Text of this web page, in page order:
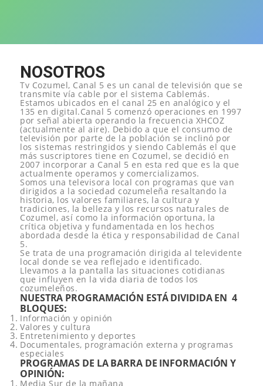
NOSOTROS
Tv Cozumel, Canal 5 es un canal de televisión que se
transmite vía cable por el sistema Cablemás.
Estamos ubicados en el canal 25 en analógico y el
135 en digital.Canal 5 comenzó operaciones en 1997
por señal abierta operando la frecuencia XHCOZ
(actualmente al aire). Debido a que el consumo de
televisión por parte de la población se inclinó por
los sistemas restringidos y siendo Cablemás el que
más suscriptores tiene en Cozumel, se decidió en
2007 incorporar a Canal 5 en esta red que es la que
actualmente operamos y comercializamos.
Somos una televisora local con programas que van
dirigidos a la sociedad cozumeleña resaltando la
historia, los valores familiares, la cultura y
tradiciones, la belleza y los recursos naturales de
Cozumel, así como la información oportuna, la
crítica objetiva y fundamentada en los hechos
abordada desde la ética y responsabilidad de Canal
5.
Se trata de una programación dirigida al televidente
local donde se vea reflejado e identificado.
Llevamos a la pantalla las situaciones cotidianas
que influyen en la vida diaria de todos los
cozumeleños.
NUESTRA PROGRAMACIÓN ESTÁ DIVIDIDA EN 4
BLOQUES:
Información y opinión
Valores y cultura
Entretenimiento y deportes
Documentales, programación externa y programas
especiales
PROGRAMAS DE LA BARRA DE INFORMACIÓN Y
OPINIÓN:
Media Sur de la mañana